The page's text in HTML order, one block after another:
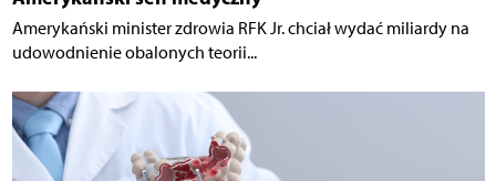
Amerykański minister zdrowia RFK Jr. chciał wydać miliardy na
udowodnienie obalonych teorii...